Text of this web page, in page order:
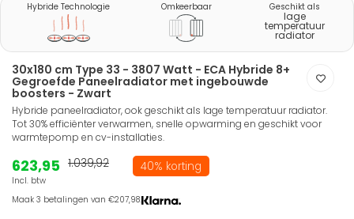
Hybride Technologie Omkeerbaar Geschikt als
lage
temperatuur
radiator
30x180 cm Type 33 - 3807 Watt - ECA Hybride 8+
Gegroefde Paneelradiator met ingebouwde
boosters - Zwart
Hybride paneelradiator, ook geschikt als lage temperatuur radiator.
Tot 30% efficiënter verwarmen, snelle opwarming en geschikt voor
warmtepomp en cv-installaties.
623,95
Incl. btw
1.039,92 40% korting
Maak 3 betalingen van €207,98.